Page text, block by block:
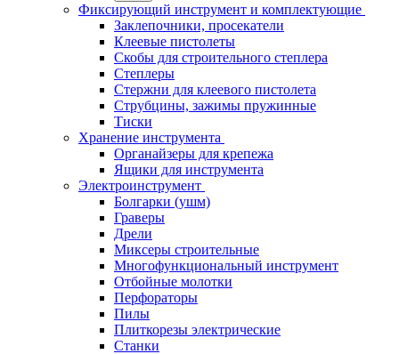
Фиксирующий инструмент и комплектующие
Заклепочники, просекатели
Клеевые пистолеты
Скобы для строительного степлера
Степлеры
Стержни для клеевого пистолета
Струбцины, зажимы пружинные
Тиски
Хранение инструмента
Органайзеры для крепежа
Ящики для инструмента
Электроинструмент
Болгарки (ушм)
Граверы
Дрели
Миксеры строительные
Многофункциональный инструмент
Отбойные молотки
Перфораторы
Пилы
Плиткорезы электрические
Станки